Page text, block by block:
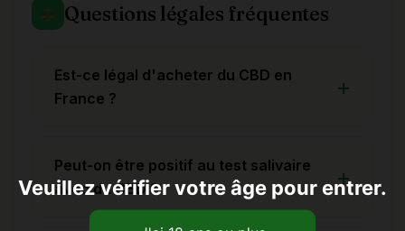
Questions légales fréquentes
Est-ce légal d'acheter du CBD en
France ?
Peut-on être positif au test salivaire
avec du CBD ?
Veuillez vérifier votre âge pour entrer.